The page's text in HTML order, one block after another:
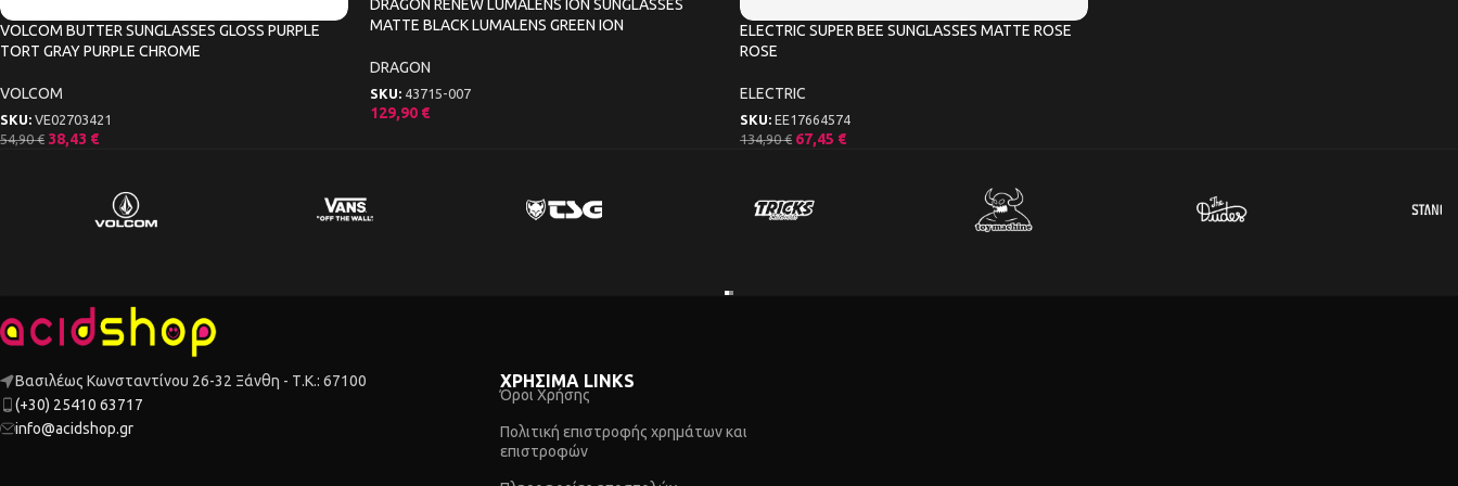
VOLCOM BUTTER SUNGLASSES GLOSS PURPLE
TORT GRAY PURPLE CHROME
VOLCOM
SKU: VE02703421
54,90€ 38,43 €
DRAGON RENEW LUMALENS ION SUNGLASSES
MATTE BLACK LUMALENS GREEN ION
DRAGON
SKU: 43715-007
129,90 €
ELECTRIC SUPER BEE SUNGLASSES MATTE ROSE
ROSE
ELECTRIC
SKU: EE17664574
134,90€ 67,45 €
Βασιλέως Κωνσταντίνου 26-32 Ξάνθη - Τ.Κ.: 67100
(+30) 25410 63717
info@acidshop.gr
ΧΡΗΣΙΜΑ LINKS
Όροι Χρήσης
Πολιτική επιστροφής χρημάτων και
επιστροφών